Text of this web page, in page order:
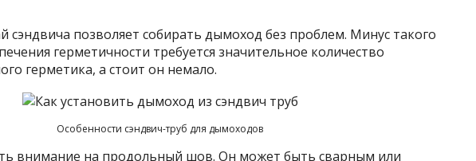
сэндвича позволяет собирать дымоход без проблем. Минус такого
герметичности требуется значительное количество
герметика, а стоит он немало.
Особенности сэндвич-труб для дымоходов
внимание на продольный шов. Он может быть сварным или